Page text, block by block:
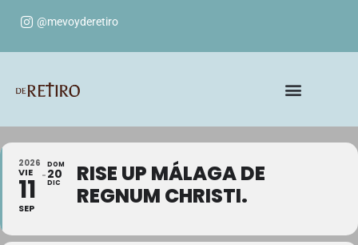
@mevoyderetiro
2026
VIE
11
SEP
DOM
20
DIC
RISE UP MÁLAGA DE
REGNUM CHRISTI.